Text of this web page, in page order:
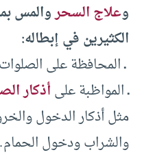
وعلاج السحروالمس
الكثيرين في إبطاله:
ـالمحافظة على
ـالمواظبة علىأذكار
مثل أذكار الدخول
والشراب ودخول